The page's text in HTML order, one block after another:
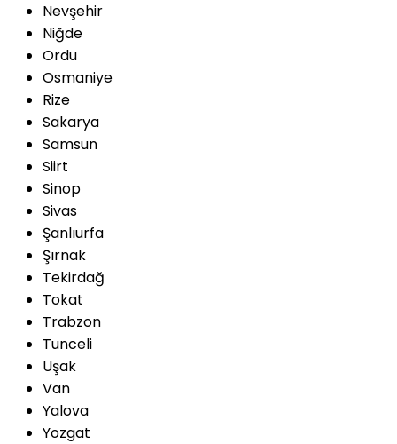
Nevşehir
Niğde
Ordu
Osmaniye
Rize
Sakarya
Samsun
Siirt
Sinop
Sivas
Şanlıurfa
Şırnak
Tekirdağ
Tokat
Trabzon
Tunceli
Uşak
Van
Yalova
Yozgat